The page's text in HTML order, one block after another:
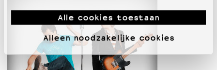
Alle cookies toestaan
Alleen noodzakelijke cookies